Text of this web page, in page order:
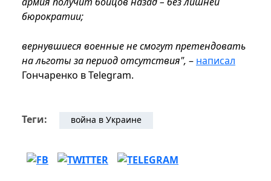
бюрократии;
вернувшиеся военные не смогут претендовать
на льготы за период отсутствия", – написал
Гончаренко в Telegram.
Теги: война в Украине